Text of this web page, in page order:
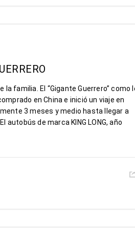
la familia. El “Gigante Guerrero” como
en China e inició un viaje en
3 meses y medio hasta llegar a
autobús de marca KING LONG, año